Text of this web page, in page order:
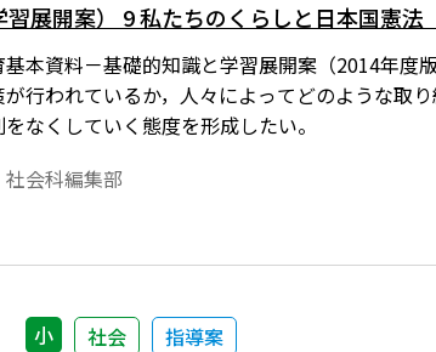
習展開案） 9 私たちのくらしと日本国憲法
基本資料－基礎的知識と学習展開案（2014年
行われているか，人々によってどのような取
なくしていく態度を形成したい。
会科編集部
小 社会 指導案